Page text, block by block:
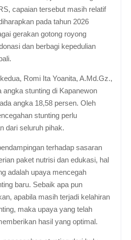
capaian tersebut masih relatif
pada tahun 2026
gerakan gotong royong
dan berbagi kepedulian
Romi Ita Yoanita, A.Md.Gz.,
angka stunting di Kapanewon
angka 18,58 persen. Oleh
stunting perlu
dari seluruh pihak.
terhadap sasaran
paket nutrisi dan edukasi, hal
adalah upaya mencegah
baru. Sebaik apa pun
apabila masih terjadi kelahiran
maka upaya yang telah
hasil yang optimal.